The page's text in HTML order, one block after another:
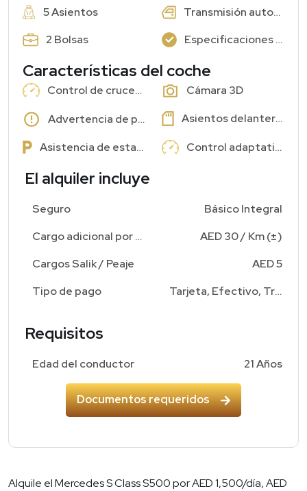
5 Asientos
Transmisión automática
2 Bolsas
Especificaciones GCC: Sí
Características del coche
Control de crucero
Cámara 3D
Advertencia de punto ciego
Asientos delanteros con memoria
Asistencia de estacionamiento
Control adaptativo
El alquiler incluye
Seguro
Cargo adicional por kilometraje
Cargos Salik / Peaje
Tipo de pago
Básico Integral
AED 30 / Km (±)
AED 5
Tarjeta, Efectivo, Transferencia Bancaria
Requisitos
Edad del conductor 21 Años
Documentos requeridos
Alquile el Mercedes S Class S500 por AED 1,500/día, AED